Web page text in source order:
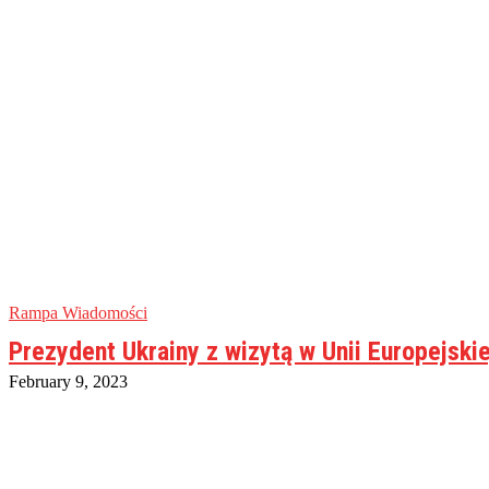
Rampa Wiadomości
Prezydent Ukrainy z wizytą w Unii
February 9, 2023